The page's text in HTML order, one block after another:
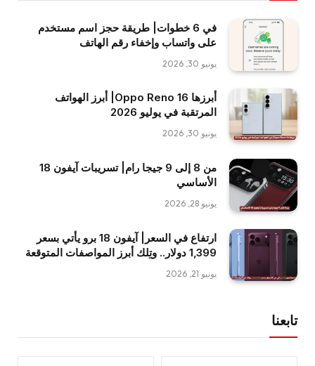
في 6 خطوات| طريقة حجز اسم مستخدم
على واتساب وإخفاء رقم الهاتف
يونيو 30, 2026
أبرزها Oppo Reno 16| أبرز الهواتف
المرتقبة في يوليو 2026
يونيو 30, 2026
من 8 إلى 9 جيجا رام| تسريبات آيفون 18
الأساسي
يونيو 28, 2026
ارتفاع في السعر| آيفون 18 برو يأتي بسعر
1,399 دولار.. وتِلك أبرز المواصفات المتوقعة
يونيو 21, 2026
تابعنا